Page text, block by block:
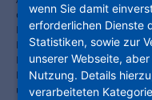
diese Themen ging es am
Kongress 2023 an der
Prominenteste Rednerin
Ebenfalls dabei: NHW-
Kretschmer. Sie sprach über
und Bezahlbarkeit“.
wenn Sie damit
erforderlichen Dienste
Statistiken, sowie zur
unserer Webseite,
Nutzung. Details
verarbeiteten